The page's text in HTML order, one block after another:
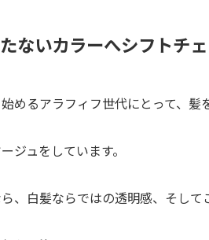
ないカラーへシフトチ
めるアラフィフ世代にとって、
ジュをしています。
、白髪ならではの透明感、そし